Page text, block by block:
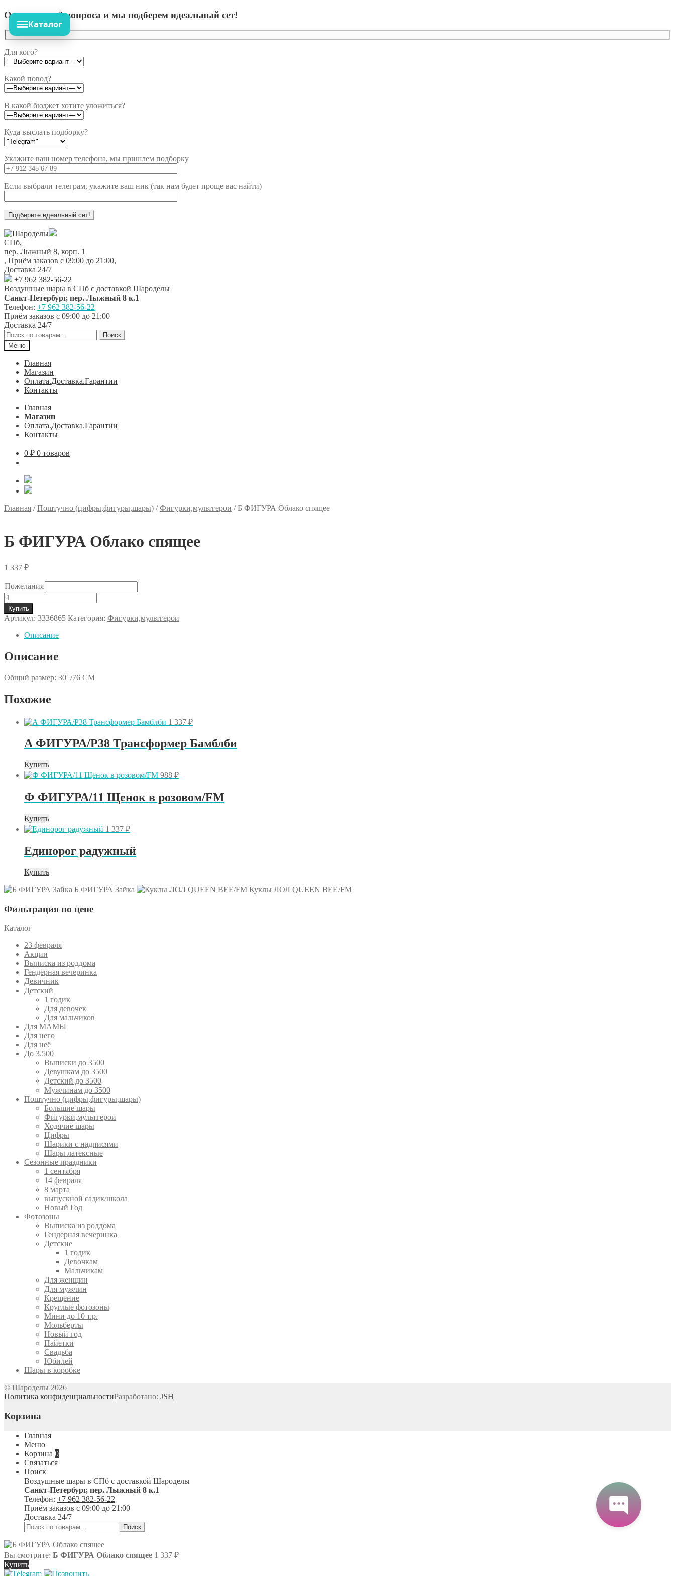
Ответьте на 3 вопроса и мы подберем идеальный сет!
Для кого?
Какой повод?
В какой бюджет хотите уложиться?
Куда выслать подборку?
Укажите ваш номер телефона, мы пришлем подборку
Если выбрали телеграм, укажите ваш ник (так нам будет проще вас найти)
Перейти
к
навигации
Перейти
к
содержимому
СПб,
пер. Лыжный 8, корп. 1
, Приём заказов с 09:00 до 21:00,
Доставка 24/7
+7 962 382-56-22
Воздушные шары в СПб с доставкой Шароделы
Санкт-Петербург, пер. Лыжный 8 к.1
Телефон: +7 962 382-56-22
Приём заказов с 09:00 до 21:00
Доставка 24/7
Искать:
Поиск
Меню
Главная
Магазин
Оплата.Доставка.Гарантии
Контакты
Главная
Магазин
Оплата.Доставка.Гарантии
Контакты
0 ₽ 0 товаров
Каталог
Главная /Поштучно (цифры,фигуры,шары) /Фигурки,мультгерои /Б ФИГУРА Облако спящее
Б ФИГУРА Облако спящее
1 337 ₽
Пожелания
Количество
товара
Б
ФИГУРА
Облако
спящее
Купить
Артикул: 3336865 Категория: Фигурки,мультгерои
Описание
Описание
Общий размер: 30′ /76 CM
Похожие
1 337 ₽
А ФИГУРА/P38 Трансформер Бамблби
Купить
988 ₽
Ф ФИГУРА/11 Щенок в розовом/FM
Купить
1 337 ₽
Единорог радужный
Купить
Б ФИГУРА Зайка
Куклы ЛОЛ QUEEN BEE/FM
Фильтрация по цене
Каталог
23 февраля
Акции
Выписка из роддома
Гендерная вечеринка
Девичник
Детский
1 годик
Для девочек
Для мальчиков
Для МАМЫ
Для него
Для неё
До 3.500
Выписки до 3500
Девушкам до 3500
Детский до 3500
Мужчинам до 3500
Поштучно (цифры,фигуры,шары)
Большие шары
Фигурки,мультгерои
Ходячие шары
Цифры
Шарики с надписями
Шары латексные
Сезонные праздники
1 сентября
14 февраля
8 марта
выпускной садик/школа
Новый Год
Фотозоны
Выписка из роддома
Гендерная вечеринка
Детские
1 годик
Девочкам
Мальчикам
Для женщин
Для мужчин
Крещение
Круглые фотозоны
Мини до 10 т.р.
Мольберты
Новый год
Пайетки
Свадьба
Юбилей
Шары в коробке
© Шароделы 2026
Политика конфиденциальностиРазработано: JSH
Корзина
Главная
Меню
Корзина 0
Связаться
Поиск
Воздушные шары в СПб с доставкой Шароделы
Санкт-Петербург, пер. Лыжный 8 к.1
Телефон: +7 962 382-56-22
Приём заказов с 09:00 до 21:00
Доставка 24/7
Искать:
Поиск
Вы смотрите: Б ФИГУРА Облако спящее 1 337 ₽
Купить